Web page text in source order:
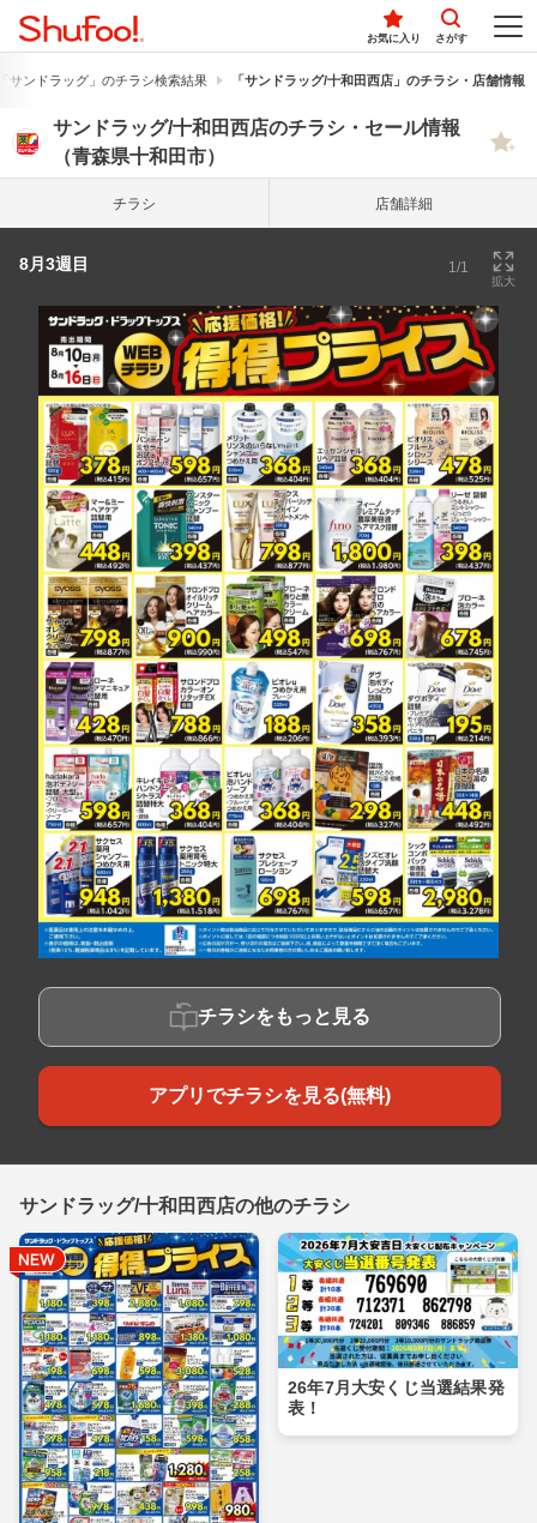
お気に入り さがす
サンドラッグ」のチラシ検索結果 「サンドラッグ/十和田西店」のチラシ・店舗情報
サンドラッグ/十和田西店のチラシ・セール情報
（青森県十和田市）
チラシ 店舗詳細
8月3週目 1/1
拡大
チラシをもっと見る
アプリでチラシを見る(無料)
サンドラッグ/十和田西店の他のチラシ
26年7月大安くじ当選結果発
表！